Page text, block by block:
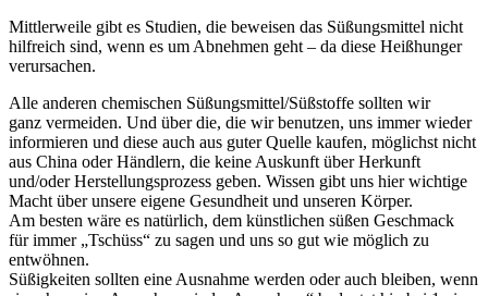
Mittlerweile gibt es Studien, die beweisen das Süßungsmittel nicht
hilfreich sind, wenn es um Abnehmen geht – da diese Heißhunger
verursachen.
Alle anderen chemischen Süßungsmittel/Süßstoffe sollten wir
ganz vermeiden. Und über die, die wir benutzen, uns immer wieder
informieren und diese auch aus guter Quelle kaufen, möglichst nicht
aus China oder Händlern, die keine Auskunft über Herkunft
und/oder Herstellungsprozess geben. Wissen gibt uns hier wichtige
Macht über unsere eigene Gesundheit und unseren Körper.
Am besten wäre es natürlich, dem künstlichen süßen Geschmack
für immer „Tschüss“ zu sagen und uns so gut wie möglich zu
entwöhnen.
Süßigkeiten sollten eine Ausnahme werden oder auch bleiben, wenn